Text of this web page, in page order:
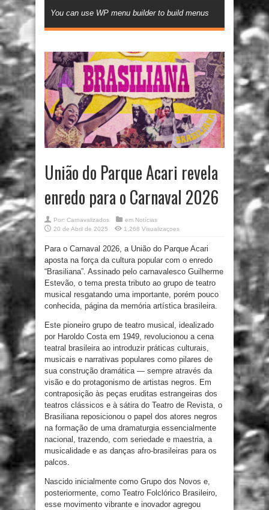
You can use WP menu builder to build menus
União do Parque Acari revela
enredo para o Carnaval 2026
Por: Carnavalizados em Notícias
20 de Abril de 2025
1,268 Visualizaçoes
Para o Carnaval 2026, a União do Parque Acari
aposta na força da cultura popular com o enredo
“Brasiliana”. Assinado pelo carnavalesco Guilherme
Estevão, o tema presta tributo ao grupo de teatro
musical resgatando uma importante, porém pouco
conhecida, página da memória artística brasileira.
Este pioneiro grupo de teatro musical, idealizado
por Haroldo Costa em 1949, revolucionou a cena
teatral brasileira ao introduzir práticas culturais,
musicais e narrativas populares como pilares de
sua construção dramática — sempre através da
visão e do protagonismo de artistas negros. Em
contraposição às peças eruditas estrangeiras dos
teatros clássicos e à sátira do Teatro de Revista, o
Brasiliana reposicionou o papel dos atores negros
na formação de uma dramaturgia essencialmente
nacional, trazendo, com seriedade e maestria, a
musicalidade e as danças afro-brasileiras para os
palcos.
Nascido inicialmente como Grupo dos Novos e,
posteriormente, como Teatro Folclórico Brasileiro,
esse movimento vibrante e inovador agregou